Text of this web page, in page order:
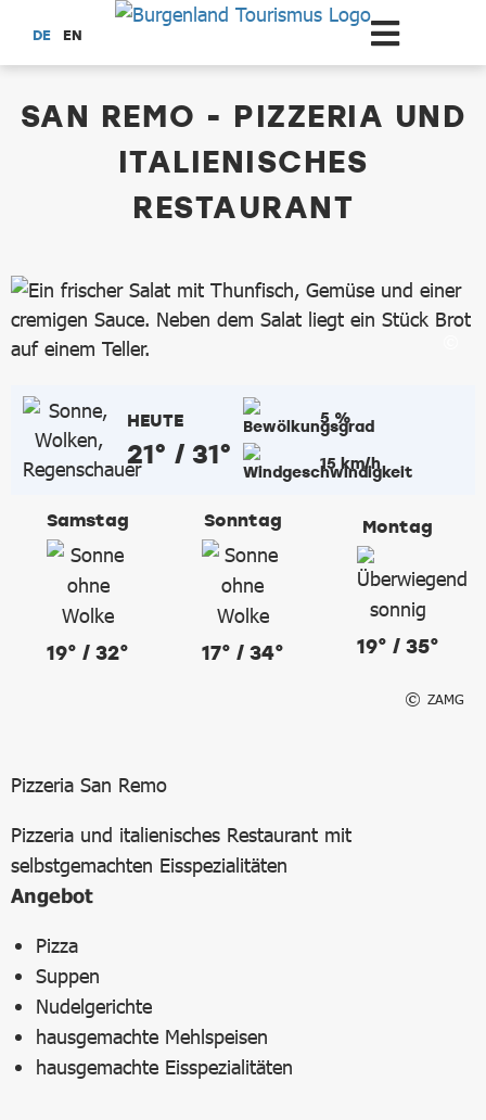
Zum Hauptinhalt springen
DE EN
SAN REMO - PIZZERIA UND
ITALIENISCHES
RESTAURANT
HEUTE
21° / 31°
5 %
15 km/h
Samstag
19° / 32°
Sonntag
17° / 34°
Montag
19° / 35°
ZAMG
Pizzeria San Remo
Pizzeria und italienisches Restaurant mit
selbstgemachten Eisspezialitäten
Angebot
Pizza
Suppen
Nudelgerichte
hausgemachte Mehlspeisen
hausgemachte Eisspezialitäten